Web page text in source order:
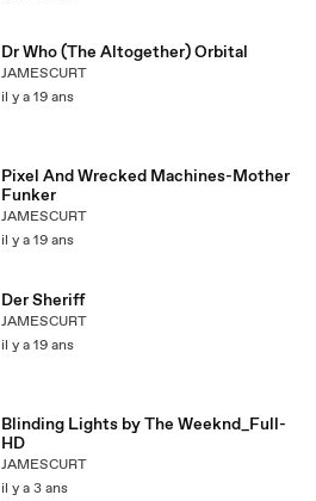
Dr Who (The Altogether) Orbital
JAMESCURT
il y a 19 ans
Pixel And Wrecked Machines-Mother
Funker
JAMESCURT
il y a 19 ans
Der Sheriff
JAMESCURT
il y a 19 ans
Blinding Lights by The Weeknd_Full-
HD
JAMESCURT
il y a 3 ans